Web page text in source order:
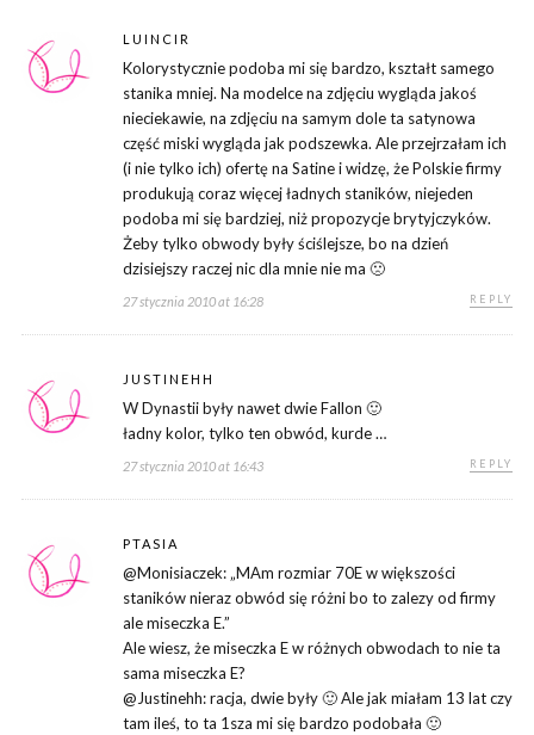
LUINCIR
Kolorystycznie podoba mi się bardzo, kształt samego
stanika mniej. Na modelce na zdjęciu wygląda jakoś
nieciekawie, na zdjęciu na samym dole ta satynowa
część miski wygląda jak podszewka. Ale przejrzałam ich
(i nie tylko ich) ofertę na Satine i widzę, że Polskie firmy
produkują coraz więcej ładnych staników, niejeden
podoba mi się bardziej, niż propozycje brytyjczyków.
Żeby tylko obwody były ściślejsze, bo na dzień
dzisiejszy raczej nic dla mnie nie ma 🙁
27 stycznia 2010 at 16:28 REPLY
JUSTINEHH
W Dynastii były nawet dwie Fallon 🙂
ładny kolor, tylko ten obwód, kurde …
27 stycznia 2010 at 16:43 REPLY
PTASIA
@Monisiaczek: „MAm rozmiar 70E w większości
staników nieraz obwód się różni bo to zalezy od firmy
ale miseczka E.”
Ale wiesz, że miseczka E w różnych obwodach to nie ta
sama miseczka E?
@Justinehh: racja, dwie były 🙂 Ale jak miałam 13 lat czy
tam ileś, to ta 1sza mi się bardzo podobała 🙂